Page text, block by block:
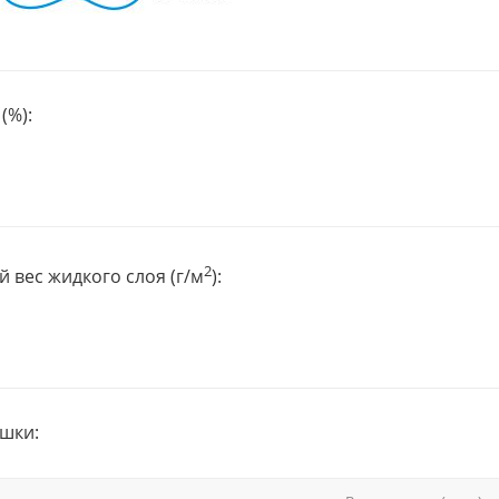
вес жидкого слоя (г/м2):